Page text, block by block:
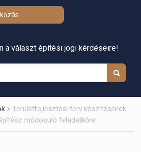
a választ építési jogi kérdéseire!
Területfejlesztési terv készítésének
módosuló feladatköre